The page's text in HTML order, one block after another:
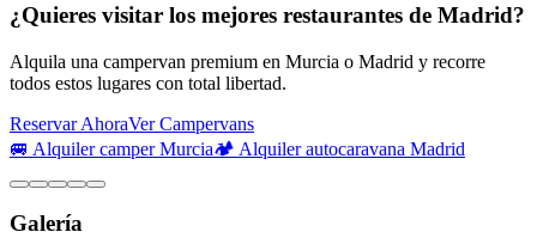
¿Quieres visitar los mejores restaurantes de Madrid?
Alquila una campervan premium en Murcia o Madrid y recorre
todos estos lugares con total libertad.
Reservar AhoraVer Campervans
🚐 Alquiler camper Murcia🏕️ Alquiler autocaravana Madrid
Galería